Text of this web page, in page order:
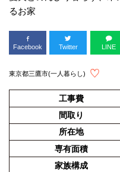
るお家
Facebook Twitter LINE
東京都三鷹市(一人暮らし)
工事費
間取り
所在地
専有面積
家族構成